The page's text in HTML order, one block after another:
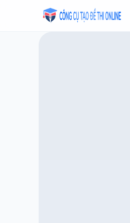
Taodethi.xyz - Tạo đề thi Online